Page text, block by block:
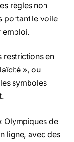
règles non
portant le voile
emploi.
restrictions en
», ou
symboles
Olympiques de
ligne, avec des